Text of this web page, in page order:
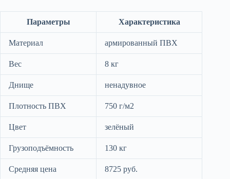
Параметры Характеристика
Материал армированный ПВХ
Вес 8 кг
Днище ненадувное
Плотность ПВХ 750 г/м2
Цвет зелёный
Грузоподъёмность 130 кг
Средняя цена
8725 руб.